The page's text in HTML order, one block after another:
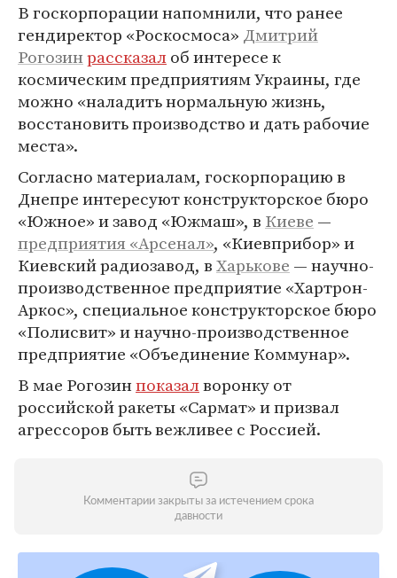
В госкорпорации напомнили, что ранее
гендиректор «Роскосмоса» Дмитрий
Рогозинрассказалоб интересе к
космическим предприятиям Украины, где
можно «наладить нормальную жизнь,
восстановить производство и дать рабочие
места».
Согласно материалам, госкорпорацию в
Днепре интересуют конструкторское бюро
«Южное» и завод «Южмаш», в Киеве —
предприятия «Арсенал», «Киевприбор» и
Киевский радиозавод, вХарькове — научно-
производственное предприятие «Хартрон-
Аркос», специальное конструкторское бюро
«Полисвит» и научно-производственное
предприятие «Объединение Коммунар».
В мае Рогозинпоказалворонку от
российской ракеты «Сармат» и призвал
агрессоров быть вежливее с Россией.
Комментарии закрыты за истечением срока
давности